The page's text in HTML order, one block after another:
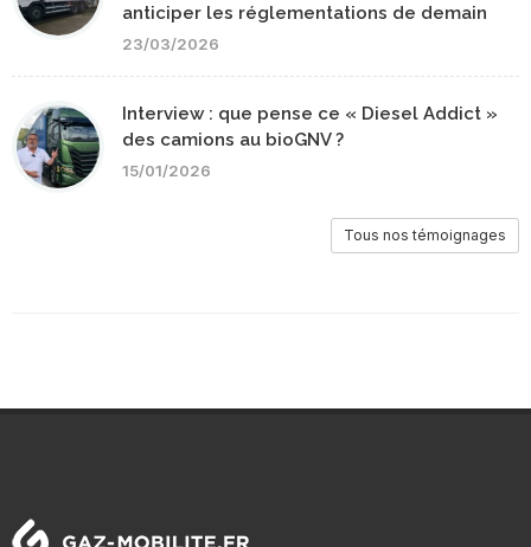
anticiper les réglementations de demain
23/03/2026
Interview : que pense ce « Diesel Addict »
des camions au bioGNV ?
15/01/2026
Tous nos témoignages